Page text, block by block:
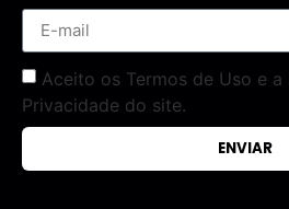
Aceito os Termos de Uso e a
Privacidade do site.
ENVIAR